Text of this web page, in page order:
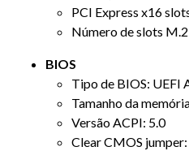
PCI Express x16
Número de slots
BIOS
Tipo de BIOS: UEFI
Tamanho da
Versão ACPI: 5.0
Clear CMOS jumper: